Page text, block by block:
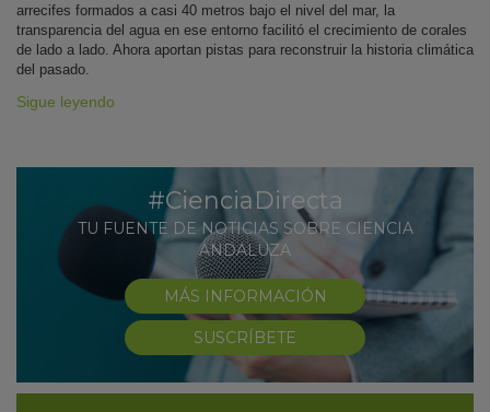
arrecifes formados a casi 40 metros bajo el nivel del mar, la
transparencia del agua en ese entorno facilitó el crecimiento de corales
de lado a lado. Ahora aportan pistas para reconstruir la historia climática
del pasado.
Sigue leyendo
#CienciaDirecta
TU FUENTE DE NOTICIAS SOBRE CIENCIA
ANDALUZA
MÁS INFORMACIÓN
SUSCRÍBETE